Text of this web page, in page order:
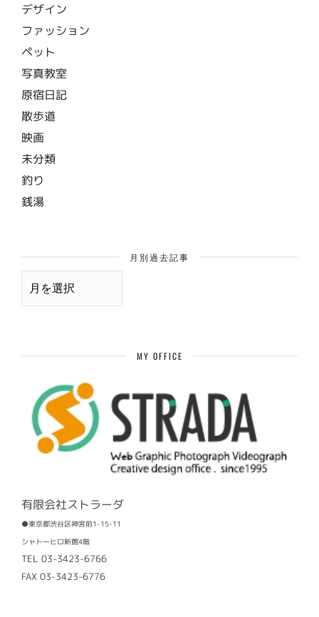
デザイン
ファッション
ペット
写真教室
原宿日記
散歩道
映画
未分類
釣り
銭湯
月別過去記事
月
MY OFFICE
有限会社ストラーダ
●東京都渋谷区神宮前1-15-11
シャトーヒロ新館4階
TEL 03-3423-6766
FAX 03-3423-6776